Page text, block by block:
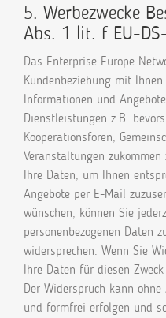
5. Werbezwecke
Abs. 1 lit. f EU-DS-
Das Enterprise Europe
Kundenbeziehung mit
Informationen und
Dienstleistungen z.B.
Kooperationsforen,
Veranstaltungen
Ihre Daten, um Ihnen
Angebote per E-Mail
wünschen, können Sie
personenbezogenen Daten
widersprechen. Wenn Sie
Ihre Daten für diesen
Der Widerspruch kann
und formfrei erfolgen und